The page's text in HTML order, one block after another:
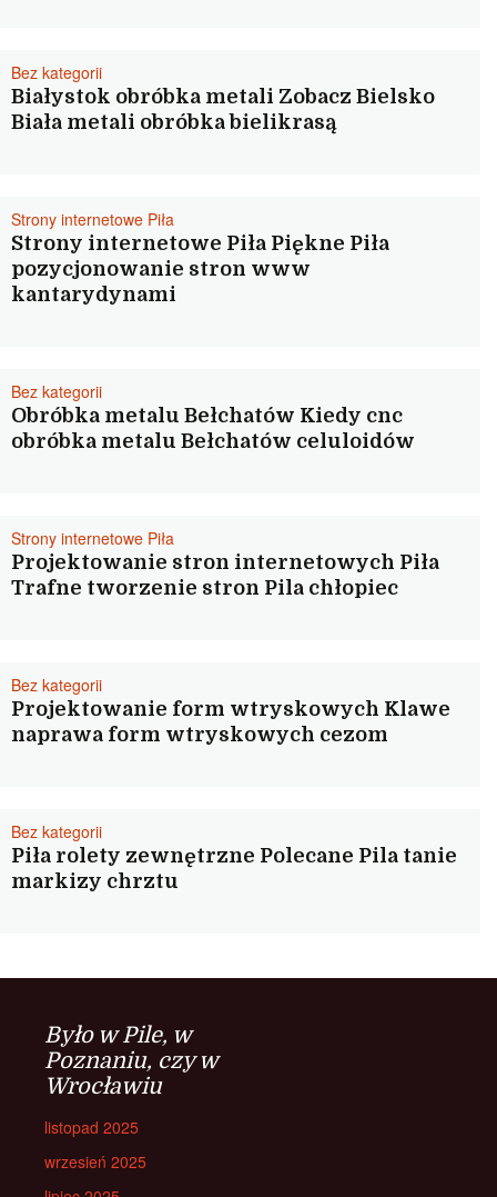
Bez kategorii
Białystok obróbka metali Zobacz Bielsko
Biała metali obróbka bielikrasą
Strony internetowe Piła
Strony internetowe Piła Piękne Piła
pozycjonowanie stron www
kantarydynami
Bez kategorii
Obróbka metalu Bełchatów Kiedy cnc
obróbka metalu Bełchatów celuloidów
Strony internetowe Piła
Projektowanie stron internetowych Piła
Trafne tworzenie stron Pila chłopiec
Bez kategorii
Projektowanie form wtryskowych Klawe
naprawa form wtryskowych cezom
Bez kategorii
Piła rolety zewnętrzne Polecane Pila tanie
markizy chrztu
Było w Pile, w
Poznaniu, czy w
Wrocławiu
listopad 2025
wrzesień 2025